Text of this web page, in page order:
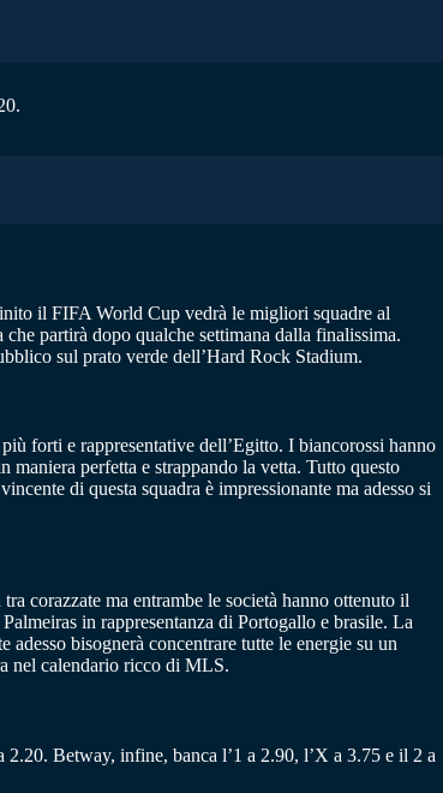
il FIFA World Cup vedrà le migliori squadre al
partirà dopo qualche settimana dalla finalissima.
sul prato verde dell’Hard Rock Stadium.
forti e rappresentative dell’Egitto. I biancorossi hanno
perfetta e strappando la vetta. Tutto questo
di questa squadra è impressionante ma adesso si
corazzate ma entrambe le società hanno ottenuto il
in rappresentanza di Portogallo e brasile. La
bisognerà concentrare tutte le energie su un
nel calendario ricco di MLS.
Betway, infine, banca l’1 a 2.90, l’X a 3.75 e il 2 a